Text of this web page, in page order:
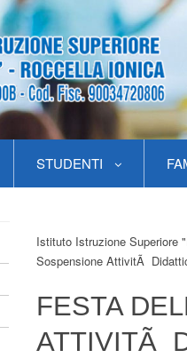
STUDENTI
Istituto Istruzione Superiore
Sospensione AttivitÃ
FESTA
ATTIVITÃ